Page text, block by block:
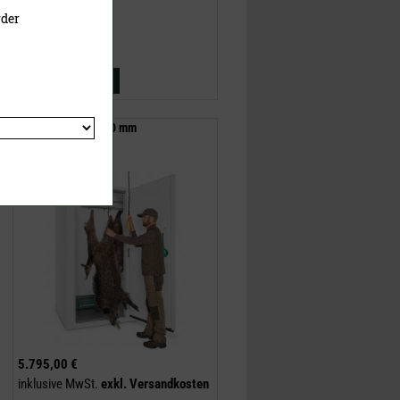
Wildkühlzelle 2410 mm
5.795,00 €
inklusive MwSt. exkl. Versandkosten